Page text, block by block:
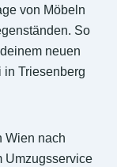
von Möbeln
So
neuen
in Triesenberg
Wien nach
Umzugsservice